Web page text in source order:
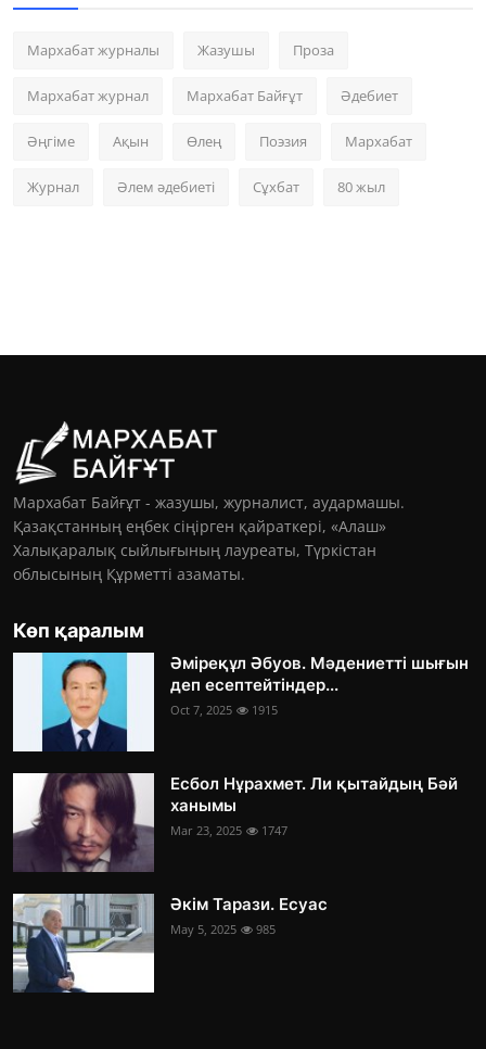
Мархабат журналы Жазушы Проза
Мархабат журнал Мархабат Байғұт Әдебиет
Әңгіме Ақын Өлең Поэзия Мархабат
Журнал Әлем әдебиеті Сұхбат 80 жыл
Мархабат Байғұт - жазушы, журналист, аудармашы.
Қазақстанның еңбек сіңірген қайраткері, «Алаш»
Халықаралық сыйлығының лауреаты, Түркістан
облысының Құрметті азаматы.
Көп қаралым
Әміреқұл Әбуов. Мәдениетті шығын
деп есептейтіндер...
Oct 7, 2025 1915
Есбол Нұрахмет. Ли қытайдың Бәй
ханымы
Mar 23, 2025 1747
Әкім Тарази. Есуас
May 5, 2025 985